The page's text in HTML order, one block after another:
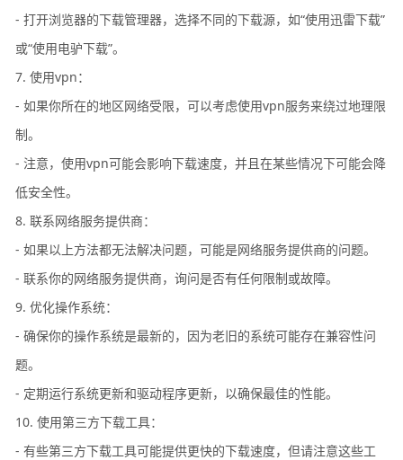
- 打开浏览器的下载管理器，选择不同的下载源，如“使用迅雷下载”
或“使用电驴下载”。
7. 使用vpn：
- 如果你所在的地区网络受限，可以考虑使用vpn服务来绕过地理限
制。
- 注意，使用vpn可能会影响下载速度，并且在某些情况下可能会降
低安全性。
8. 联系网络服务提供商：
- 如果以上方法都无法解决问题，可能是网络服务提供商的问题。
- 联系你的网络服务提供商，询问是否有任何限制或故障。
9. 优化操作系统：
- 确保你的操作系统是最新的，因为老旧的系统可能存在兼容性问
题。
- 定期运行系统更新和驱动程序更新，以确保最佳的性能。
10. 使用第三方下载工具：
- 有些第三方下载工具可能提供更快的下载速度，但请注意这些工